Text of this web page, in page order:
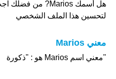
هل أسمك Marios? من فضلك اجب على
لتحسين هذا الملف الشخصي
معني Marios
"معني اسم Marios هو : "ذكورة